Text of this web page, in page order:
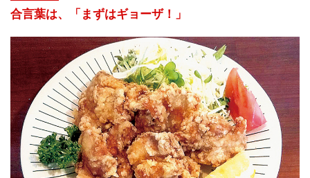
合言葉は、「まずはギョーザ！」